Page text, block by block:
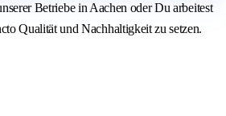
Betriebe in Aachen oder Du arbeitest
Qualität und Nachhaltigkeit zu setzen.